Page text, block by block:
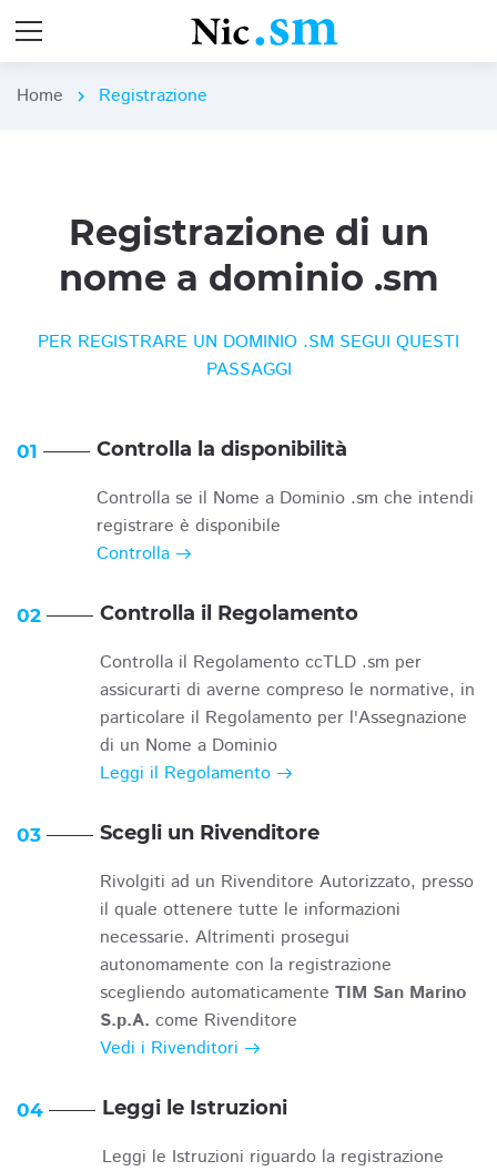
Home chevron_right Registrazione
Registrazione di un
nome a dominio .sm
PER REGISTRARE UN DOMINIO .SM SEGUI QUESTI
PASSAGGI
01 Controlla la disponibilità
Controlla se il Nome a Dominio .sm che intendi
registrare è disponibile
Controlla
02 Controlla il Regolamento
Controlla il Regolamento ccTLD .sm per
assicurarti di averne compreso le normative, in
particolare il Regolamento per l'Assegnazione
di un Nome a Dominio
Leggi il Regolamento
03 Scegli un Rivenditore
Rivolgiti ad un Rivenditore Autorizzato, presso
il quale ottenere tutte le informazioni
necessarie. Altrimenti prosegui
autonomamente con la registrazione
scegliendo automaticamente TIM San Marino
S.p.A. come Rivenditore
Vedi i Rivenditori
04 Leggi le Istruzioni
Leggi le Istruzioni riguardo la registrazione